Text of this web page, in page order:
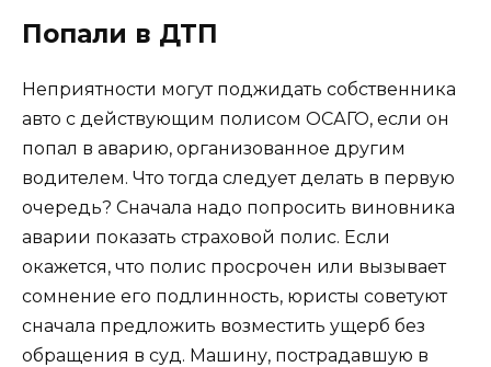
Попали в ДТП
Неприятности могут поджидать собственника
авто с действующим полисом ОСАГО, если он
попал в аварию, организованное другим
водителем. Что тогда следует делать в первую
очередь? Сначала надо попросить виновника
аварии показать страховой полис. Если
окажется, что полис просрочен или вызывает
сомнение его подлинность, юристы советуют
сначала предложить возместить ущерб без
обращения в суд. Машину, пострадавшую в